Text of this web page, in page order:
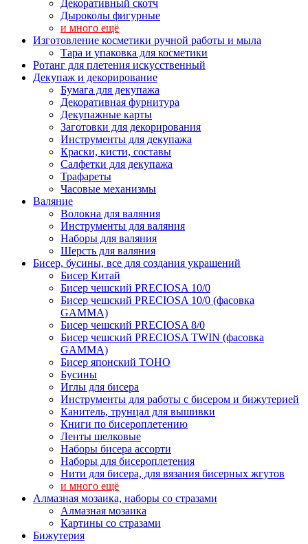
Декоративный скотч
Дыроколы фигурные
и много ещё
Изготовление косметики ручной работы и мыла
Тара и упаковка для косметики
Ротанг для плетения искусственный
Декупаж и декорирование
Бумага для декупажа
Декоративная фурнитура
Декупажные карты
Заготовки для декорирования
Инструменты для декупажа
Краски, кисти, составы
Салфетки для декупажа
Трафареты
Часовые механизмы
Валяние
Волокна для валяния
Инструменты для валяния
Наборы для валяния
Шерсть для валяния
Бисер, бусины, все для создания украшений
Бисер Китай
Бисер чешский PRECIOSA 10/0
Бисер чешский PRECIOSA 10/0 (фасовка
GAMMA)
Бисер чешский PRECIOSA 8/0
Бисер чешский PRECIOSA TWIN (фасовка
GAMMA)
Бисер японский TOHO
Бусины
Иглы для бисера
Инструменты для работы с бисером и бижутерией
Канитель, трунцал для вышивки
Книги по бисероплетению
Ленты шелковые
Наборы бисера ассорти
Наборы для бисероплетения
Нити для бисера, для вязания бисерных жгутов
и много ещё
Алмазная мозаика, наборы со стразами
Алмазная мозаика
Картины co стразами
Бижутерия